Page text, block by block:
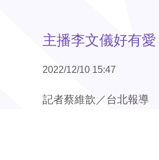
主播李文儀好有
2022/12/10 15:47
記者蔡維歆／台北報導